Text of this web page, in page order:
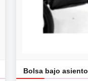
Bolsa bajo asiento